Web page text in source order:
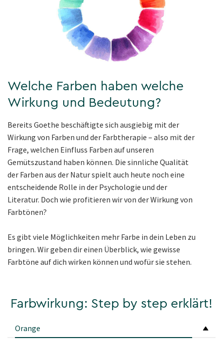
Welche Farben haben welche
Wirkung und Bedeutung?
Bereits Goethe beschäftigte sich ausgiebig mit der
Wirkung von Farben und der Farbtherapie – also mit der
Frage, welchen Einfluss Farben auf unseren
Gemütszustand haben können. Die sinnliche Qualität
der Farben aus der Natur spielt auch heute noch eine
entscheidende Rolle in der Psychologie und der
Literatur. Doch wie profitieren wir von der Wirkung von
Farbtönen?
Es gibt viele Möglichkeiten mehr Farbe in dein Leben zu
bringen. Wir geben dir einen Überblick, wie gewisse
Farbtöne auf dich wirken können und wofür sie stehen.
Farbwirkung: Step by step erklärt!
Orange